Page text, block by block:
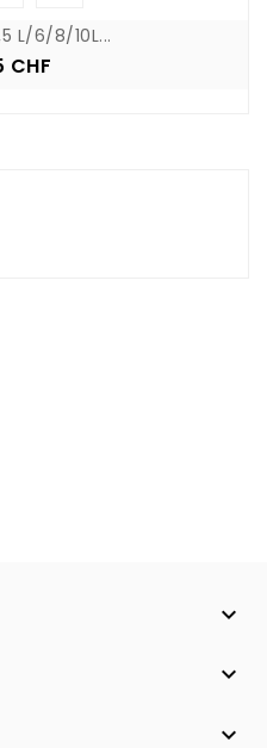
L/6/8/10L...
Preis
CHF


